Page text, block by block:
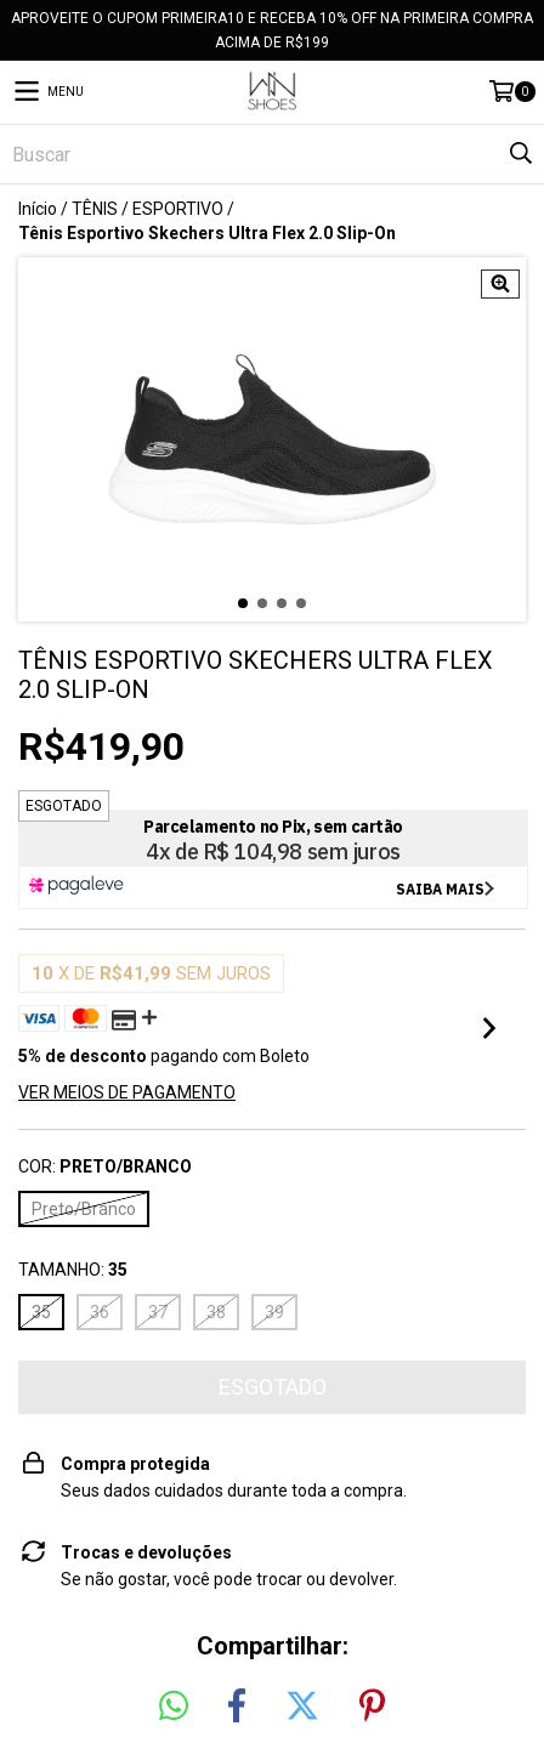
APROVEITE O CUPOM PRIMEIRA10 E RECEBA 10% OFF NA PRIMEIRA COMPRA
ACIMA DE R$199
MENU 0
Início /TÊNIS / ESPORTIVO /
Tênis Esportivo Skechers Ultra Flex 2.0 Slip-On
TÊNIS ESPORTIVO SKECHERS ULTRA FLEX
2.0 SLIP-ON
R$419,90
ESGOTADO
10 X DE R$41,99 SEM JUROS
5% de desconto pagando com Boleto
VER MEIOS DE PAGAMENTO
COR: PRETO/BRANCO
Preto/Branco
TAMANHO: 35
35 36 37 38 39
Compra protegida
Seus dados cuidados durante toda a compra.
Trocas e devoluções
Se não gostar, você pode trocar ou devolver.
Compartilhar: